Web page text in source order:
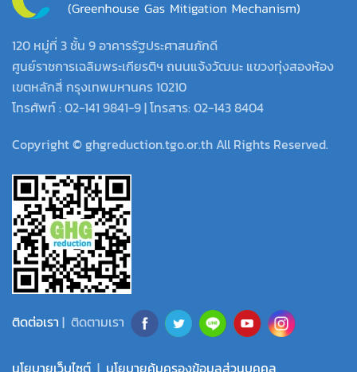
120 หมู่ที่ 3 ชั้น 9 อาคารรัฐประศาสนภักดี
ศูนย์ราชการเฉลิมพระเกียรติฯ ถนนแจ้งวัฒนะ แขวงทุ่งสองห้อง
เขตหลักสี่ กรุงเทพมหานคร 10210
โทรศัพท์ : 02-141 9841-9 | โทรสาร: 02-143 8404
Copyright © ghgreduction.tgo.or.th All Rights Reserved.
ติดต่อเรา | ติดตามเรา